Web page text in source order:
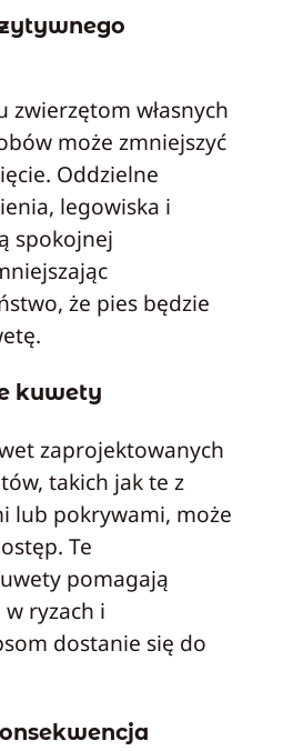
zwierzętom własnych
może zmniejszyć
Oddzielne
legowiska i
spokojnej
że pies będzie
kuwety
zaprojektowanych
takich jak te z
lub pokrywami, może
Te
pomagają
w ryzach i
dostanie się do